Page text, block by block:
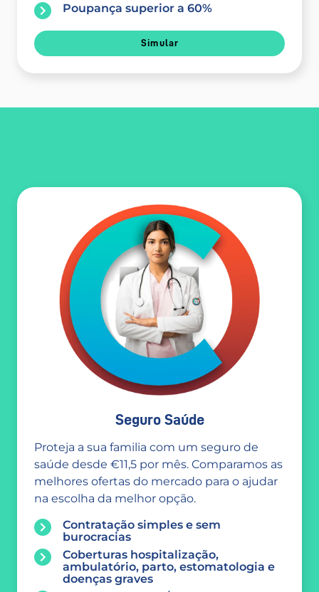
Poupança superior a 60%
Simular
Seguro Saúde
Proteja a sua familia com um seguro de
saúde desde €11,5 por mês. Comparamos as
melhores ofertas do mercado para o ajudar
na escolha da melhor opção.
Contratação simples e sem
burocracias
Coberturas hospitalização,
ambulatório, parto, estomatologia e
doenças graves